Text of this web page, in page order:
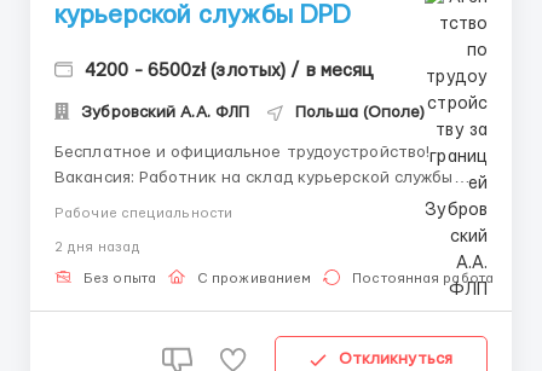
курьерской службы DPD
4200 - 6500zł (злотых) / в месяц
Зубровский А.А. ФЛП Польша (Ополе)
Бесплатное и официальное трудоустройство!
Вакансия: Работник на склад курьерской службы
DPD. Описание вакансии: работа на складе
курьерской службы DPD при загрузке и разгрузке
посылок, с помощью конвейерной ленты. Вес
посылок от 0.5 до 50 кг. Работа в ночные смены.
Рабочие специальности
2 дня назад
Без опыта С проживанием Постоянная работа
Откликнуться